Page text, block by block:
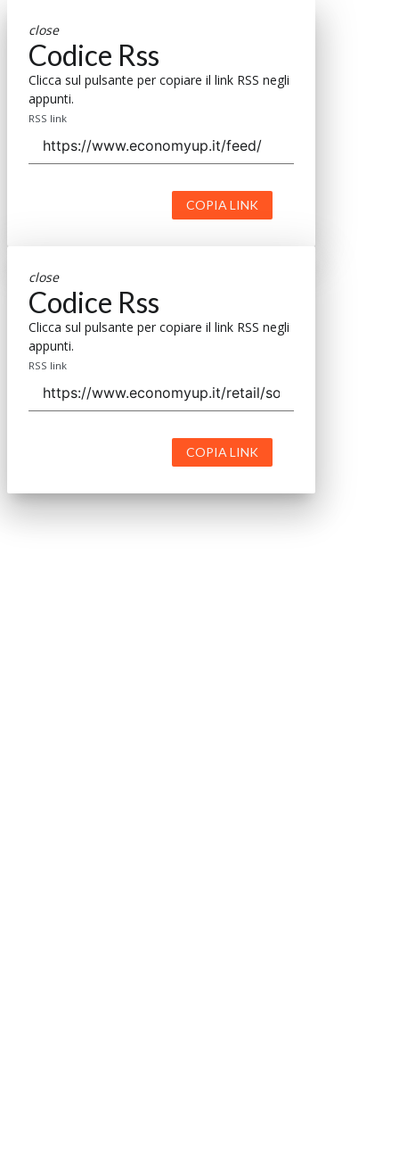
close
Codice Rss
Clicca sul pulsante per copiare il link RSS negli
appunti.
RSS link
COPIA LINK
close
Codice Rss
Clicca sul pulsante per copiare il link RSS negli
appunti.
RSS link
COPIA LINK